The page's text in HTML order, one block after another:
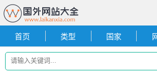
首页 类型 国家